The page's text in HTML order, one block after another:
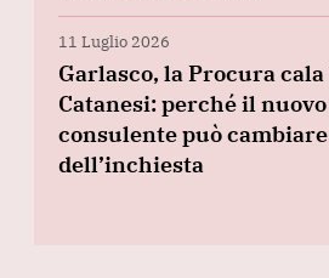
11 Luglio 2026
Garlasco, la Procura cala
Catanesi: perché il
consulente può
dell’inchiesta